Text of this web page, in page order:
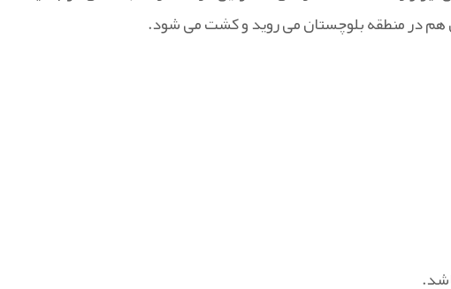
در منطقه بلوچستان می روید و کشت می شود.